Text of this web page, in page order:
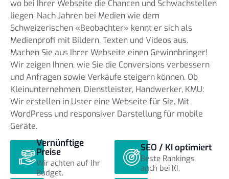
wo bei Ihrer Webseite die Chancen und Schwachstellen
liegen: Nach Jahren bei Medien wie dem
Schweizerischen «Beobachter» kennt er sich als
Medienprofi mit Bildern, Texten und Videos aus.
Machen Sie aus Ihrer Webseite einen Gewinnbringer!
Wir zeigen Ihnen, wie Sie die Conversions verbessern
und Anfragen sowie Verkäufe steigern können. Ob
Kleinunternehmen, Dienstleister, Handwerker, KMU:
Wir erstellen in Uster eine Webseite für Sie. Mit
WordPress und responsiver Darstellung für mobile
Geräte.
Vernünftige
Preise
Wir achten auf Ihr
Budget.
SEO / KI optimiert
Beste Rankings
auch bei KI.